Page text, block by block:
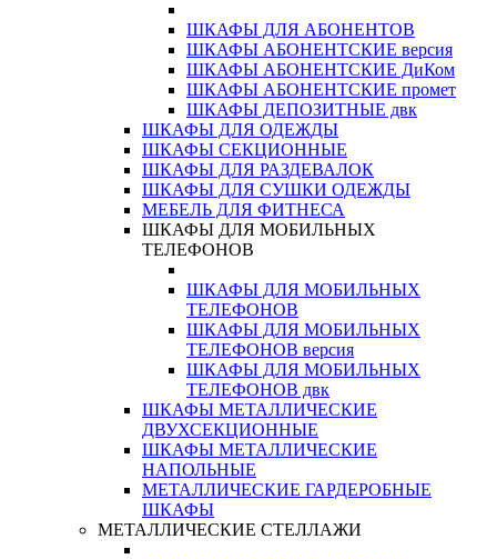
ШКАФЫ ДЛЯ АБОНЕНТОВ
ШКАФЫ АБОНЕНТСКИЕ версия
ШКАФЫ АБОНЕНТСКИЕ ДиКом
ШКАФЫ АБОНЕНТСКИЕ промет
ШКАФЫ ДЕПОЗИТНЫЕ двк
ШКАФЫ ДЛЯ ОДЕЖДЫ
ШКАФЫ СЕКЦИОННЫЕ
ШКАФЫ ДЛЯ РАЗДЕВАЛОК
ШКАФЫ ДЛЯ СУШКИ ОДЕЖДЫ
МЕБЕЛЬ ДЛЯ ФИТНЕСА
ШКАФЫ ДЛЯ МОБИЛЬНЫХ
ТЕЛЕФОНОВ
ШКАФЫ ДЛЯ МОБИЛЬНЫХ
ТЕЛЕФОНОВ
ШКАФЫ ДЛЯ МОБИЛЬНЫХ
ТЕЛЕФОНОВ версия
ШКАФЫ ДЛЯ МОБИЛЬНЫХ
ТЕЛЕФОНОВ двк
ШКАФЫ МЕТАЛЛИЧЕСКИЕ
ДВУХСЕКЦИОННЫЕ
ШКАФЫ МЕТАЛЛИЧЕСКИЕ
НАПОЛЬНЫЕ
МЕТАЛЛИЧЕСКИЕ ГАРДЕРОБНЫЕ
ШКАФЫ
МЕТАЛЛИЧЕСКИЕ СТЕЛЛАЖИ